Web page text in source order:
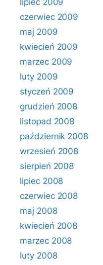
lipiec 2009
czerwiec 2009
maj 2009
kwiecień 2009
marzec 2009
luty 2009
styczeń 2009
grudzień 2008
listopad 2008
październik 2008
wrzesień 2008
sierpień 2008
lipiec 2008
czerwiec 2008
maj 2008
kwiecień 2008
marzec 2008
luty 2008